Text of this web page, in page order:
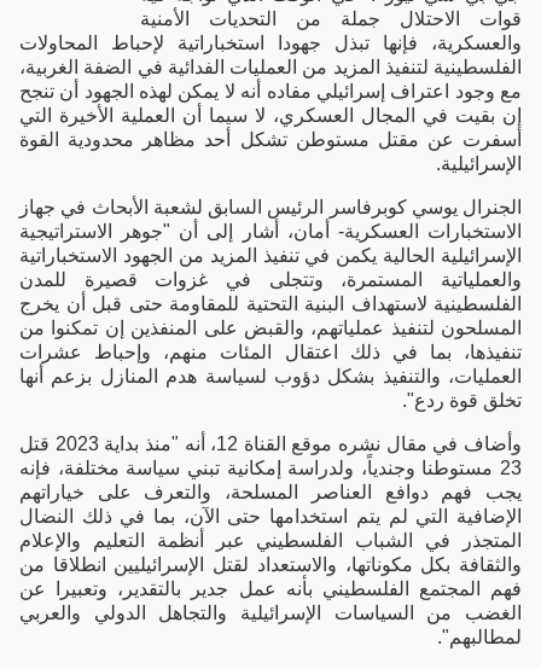
قوات الاحتلال جملة من التحديات الأمنية
والعسكرية، فإنها تبذل جهودا استخباراتية لإحباط المحاولات
الفلسطينية لتنفيذ المزيد من العمليات الفدائية في الضفة الغربية،
مع وجود اعتراف إسرائيلي مفاده أنه لا يمكن لهذه الجهود أن تنجح
إن بقيت في المجال العسكري، لا سيما أن العملية الأخيرة التي
أسفرت عن مقتل مستوطن تشكل أحد مظاهر محدودية القوة
الإسرائيلية.
الجنرال يوسي كوبرفاسر الرئيس السابق لشعبة الأبحاث في جهاز
الاستخبارات العسكرية- أمان، أشار إلى أن "جوهر الاستراتيجية
الإسرائيلية الحالية يكمن في تنفيذ المزيد من الجهود الاستخباراتية
والعملياتية المستمرة، وتتجلى في غزوات قصيرة للمدن
الفلسطينية لاستهداف البنية التحتية للمقاومة حتى قبل أن يخرج
المسلحون لتنفيذ عملياتهم، والقبض على المنفذين إن تمكنوا من
تنفيذها، بما في ذلك اعتقال المئات منهم، وإحباط عشرات
العمليات، والتنفيذ بشكل دؤوب لسياسة هدم المنازل بزعم أنها
تخلق قوة ردع".
وأضاف في مقال نشره موقع القناة 12، أنه "منذ بداية 2023 قتل
23 مستوطنا وجندياً، ولدراسة إمكانية تبني سياسة مختلفة، فإنه
يجب فهم دوافع العناصر المسلحة، والتعرف على خياراتهم
الإضافية التي لم يتم استخدامها حتى الآن، بما في ذلك النضال
المتجذر في الشباب الفلسطيني عبر أنظمة التعليم والإعلام
والثقافة بكل مكوناتها، والاستعداد لقتل الإسرائيليين انطلاقا من
فهم المجتمع الفلسطيني بأنه عمل جدير بالتقدير، وتعبيرا عن
الغضب من السياسات الإسرائيلية والتجاهل الدولي والعربي
لمطالبهم".